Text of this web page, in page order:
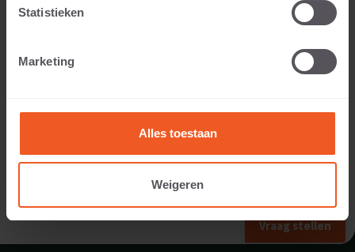
Statistieken
Marketing
Alles toestaan
Weigeren
102 KG
Vraag stellen